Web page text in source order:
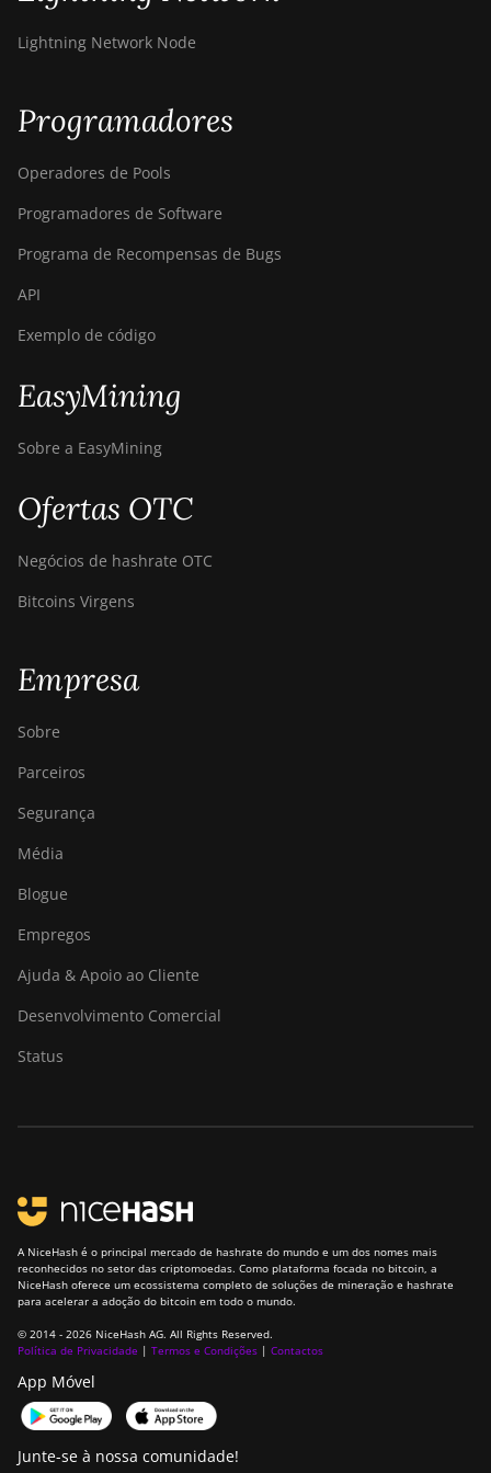
Lightning Network Node
Programadores
Operadores de Pools
Programadores de Software
Programa de Recompensas de Bugs
API
Exemplo de código
EasyMining
Sobre a EasyMining
Ofertas OTC
Negócios de hashrate OTC
Bitcoins Virgens
Empresa
Sobre
Parceiros
Segurança
Média
Blogue
Empregos
Ajuda & Apoio ao Cliente
Desenvolvimento Comercial
Status
A NiceHash é o principal mercado de hashrate do mundo e um dos nomes mais
reconhecidos no setor das criptomoedas. Como plataforma focada no bitcoin, a
NiceHash oferece um ecossistema completo de soluções de mineração e hashrate
para acelerar a adoção do bitcoin em todo o mundo.
© 2014 - 2026 NiceHash AG. All Rights Reserved.
Política de Privacidade | Termos e Condições | Contactos
App Móvel
Junte-se à nossa comunidade!